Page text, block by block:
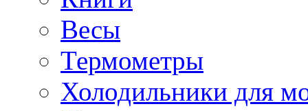
Весы
Термометры
Холодильники для